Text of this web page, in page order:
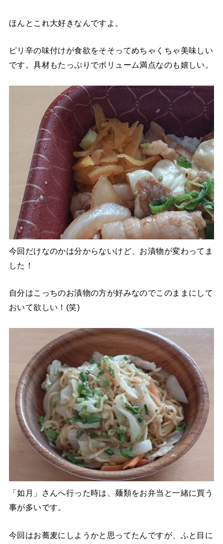
ほんとこれ大好きなんですよ。
ピリ辛の味付けが食欲をそそってめちゃくちゃ美味しい
です。具材もたっぷりでボリューム満点なのも嬉しい。
今回だけなのかは分からないけど、お漬物が変わってま
した！
自分はこっちのお漬物の方が好みなのでこのままにして
おいて欲しい！(笑)
「如月」さんへ行った時は、麺類をお弁当と一緒に買う
事が多いです。
今回はお蕎麦にしようかと思ってたんですが、ふと目に